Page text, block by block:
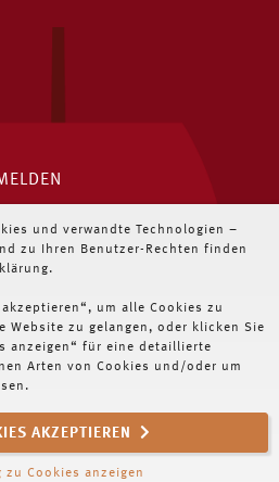
und verwandte Technologien –
zu Ihren Benutzer-Rechten finden
um alle Cookies zu
Website zu gelangen, oder klicken Sie
anzeigen“ für eine detaillierte
Arten von Cookies und/oder um
AKZEPTIEREN
zu Cookies anzeigen
für Wiederverkäufer
DATENSCHUTZ AGB